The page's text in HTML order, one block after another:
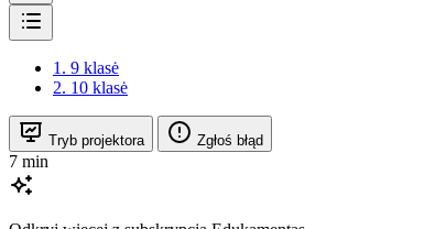
1. 9 klasė
2. 10 klasė
Tryb projektora Zgłoś błąd
7 min